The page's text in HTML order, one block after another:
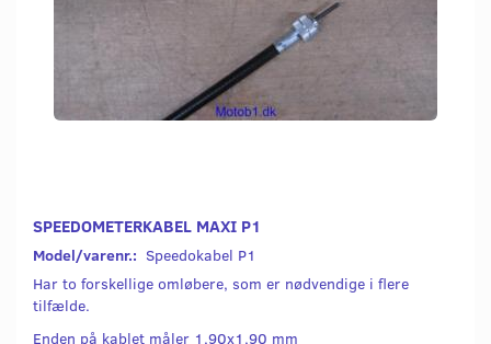
SPEEDOMETERKABEL MAXI P1
Model/varenr.: Speedokabel P1
Har to forskellige omløbere, som er nødvendige i flere
tilfælde.
Enden på kablet måler 1,90x1,90 mm